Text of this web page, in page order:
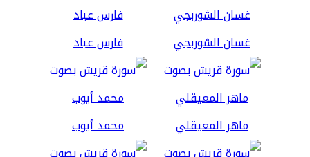
غسان الشوربجي فارس عباد
ماهر المعيقلي محمد أيوب